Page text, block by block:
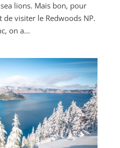
lions. Mais bon, pour
de visiter le Redwoods NP.
on a...